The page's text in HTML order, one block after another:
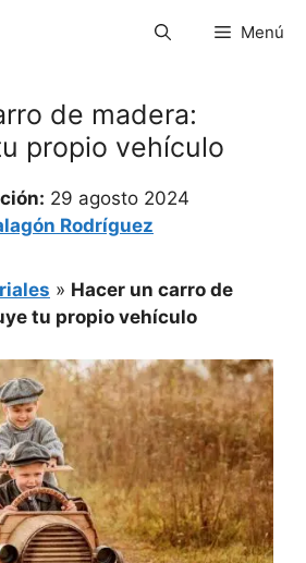
Menú
de madera:
propio vehículo
29 agosto 2024
Rodríguez
» Hacer un carro de
tu propio vehículo